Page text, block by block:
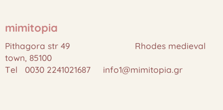
mimitopia
Pithagora str 49 Rhodes medieval
town, 85100
Tel 0030 2241021687 info1@mimitopia.gr